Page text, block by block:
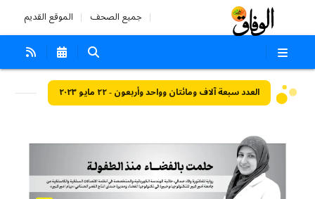
جميع الصحف الموقع القديم
العدد سبعة آلاف ومائتان وواحد وأربعون - ٢٢ مايو ٢٠٢٣